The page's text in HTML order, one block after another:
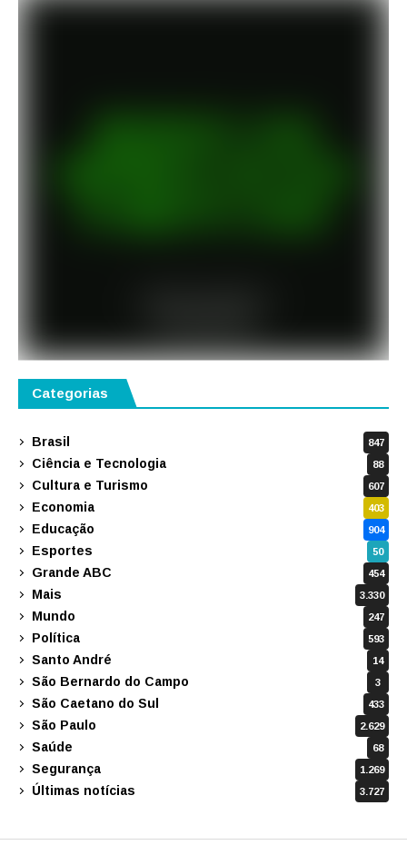
Categorias
Brasil 847
Ciência e Tecnologia 88
Cultura e Turismo 607
Economia 403
Educação 904
Esportes 50
Grande ABC 454
Mais 3.330
Mundo 247
Política 593
Santo André 14
São Bernardo do Campo 3
São Caetano do Sul 433
São Paulo 2.629
Saúde 68
Segurança 1.269
Últimas notícias 3.727